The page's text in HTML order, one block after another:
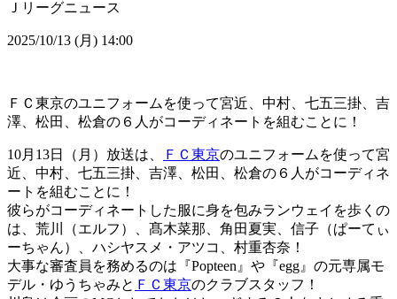
Ｊリーグニュース
2025/10/13 (月) 14:00
ＦＣ東京のユニフォームを使って宮近、中村、七五三掛、吉
澤、松田、松倉の６人がコーディネートを組むことに！
10月13日（月）放送は、 ＦＣ東京のユニフォームを使って宮
近、中村、七五三掛、吉澤、松田、松倉の６人がコーディネ
ートを組むことに！
彼らがコーディネートした服に身を包みランウェイを歩くの
は、荒川（エルフ）、髙木菜那、角田夏実、信子（ぱーてぃ
ーちゃん）、ハシヤスメ・アツコ、村重杏奈！
大事な審査員を務めるのは『Popteen』や『egg』の元専属モ
デル・ゆうちゃみと ＦＣ東京のクラブスタッフ！